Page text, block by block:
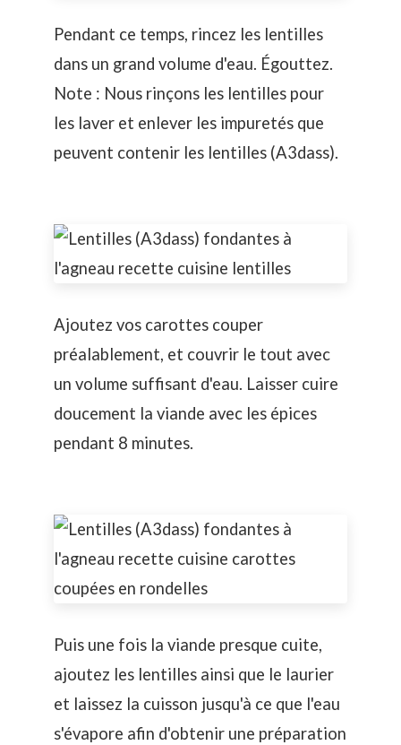
Pendant ce temps, rincez les lentilles
dans un grand volume d'eau. Égouttez.
Note : Nous rinçons les lentilles pour
les laver et enlever les impuretés que
peuvent contenir les lentilles (A3dass).
Ajoutez vos carottes couper
préalablement, et couvrir le tout avec
un volume suffisant d'eau. Laisser cuire
doucement la viande avec les épices
pendant 8 minutes.
Puis une fois la viande presque cuite,
ajoutez les lentilles ainsi que le laurier
et laissez la cuisson jusqu'à ce que l'eau
s'évapore afin d'obtenir une préparation